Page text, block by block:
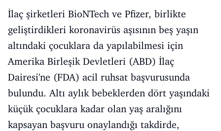
İlaç şirketleri BioNTech ve Pfizer, birlikte
geliştirdikleri koronavirüs aşısının beş yaşın
altındaki çocuklara da yapılabilmesi için
Amerika Birleşik Devletleri (ABD) İlaç
Dairesi'ne (FDA) acil ruhsat başvurusunda
bulundu. Altı aylık bebeklerden dört yaşındaki
küçük çocuklara kadar olan yaş aralığını
kapsayan başvuru onaylandığı takdirde,